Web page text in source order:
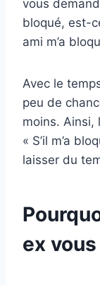
vous
bloqué, est-
ami m’a
Avec le
peu de
moins. Ainsi,
« S’il m’a
laisser du
ex